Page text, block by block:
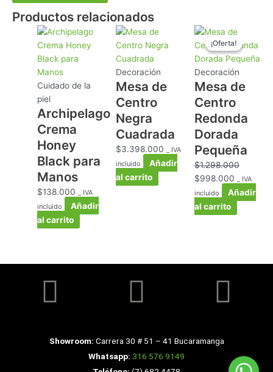
Productos relacionados
Cuidado de la
piel
Archipelago
Crema
Honey
Black para
Manos
$138.000
_ IVA
incluido
Añadir
al carrito
Decoración
Mesa de
Centro
Negra
Cuadrada
$3.398.000
_ IVA
incluido
Añadir
al carrito
¡Oferta!
¡Oferta!
Decoración
Mesa de
Centro
Redonda
Dorada
Pequeña
$1.298.000
El
precio
original
era:
$1.298.000.
$998.000
El
precio
actual
es:
_ IVA
incluido
Añadir
al carrito
Facebook
Showroom: Carrera 30 # 51 – 41 Bucaramanga
Whatsapp: 316 576 9149